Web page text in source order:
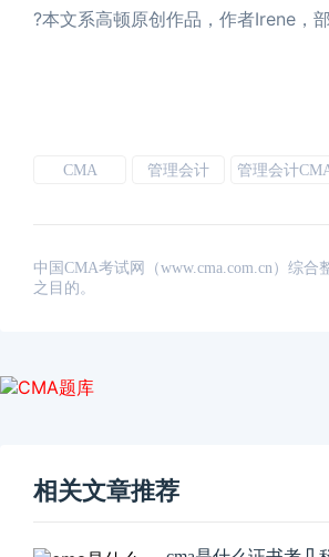
?本文系高顿原创作品，作者Irene，
CMA 管理会计 管理会计
中国CMA考试网（www.cma.com.cn）综
之目的。
相关文章推荐